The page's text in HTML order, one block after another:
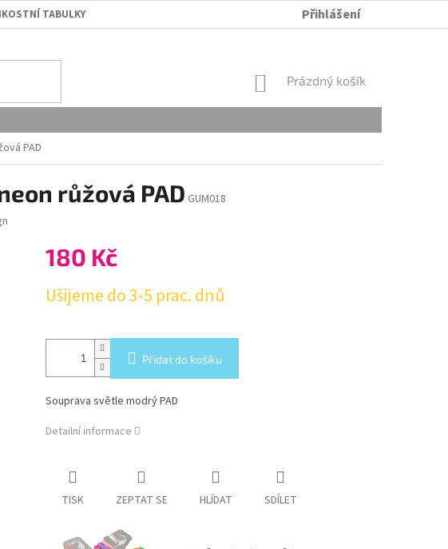
TABULKY OBCHODNÍ PODMÍNKY
Přihlášení
NÁKUPNÍ
Prázdný košík
PAD
růžová PAD GUM018
180 Kč
cena:
Ušijeme do 3-5 prac. dnů
Přidat do košíku
Souprava světle modrý PAD
Detailní informace
TISK ZEPTAT SE HLÍDAT SDÍLET